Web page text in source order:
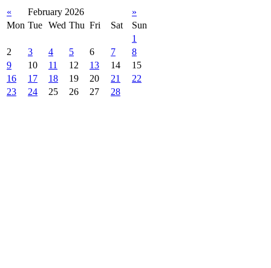
« February 2026
»
Mon Tue Wed Thu Fri Sat
Sun
1
2
3 4 5 6 7
8
9
10 11 12 13 14
15
16
17 18 19 20 21
22
23
24 25 26 27 28